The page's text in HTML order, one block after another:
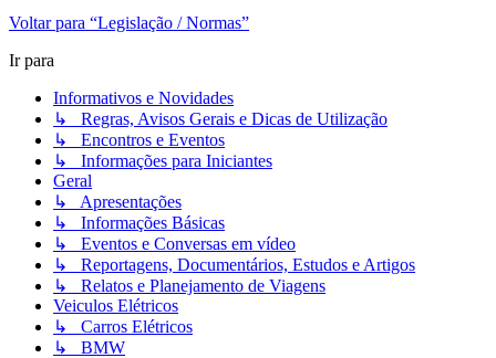
Voltar para “Legislação / Normas”
Ir para
Informativos e Novidades
↳ Regras, Avisos Gerais e Dicas de Utilização
↳ Encontros e Eventos
↳ Informações para Iniciantes
Geral
↳ Apresentações
↳ Informações Básicas
↳ Eventos e Conversas em vídeo
↳ Reportagens, Documentários, Estudos e Artigos
↳ Relatos e Planejamento de Viagens
Veiculos Elétricos
↳ Carros Elétricos
↳ BMW